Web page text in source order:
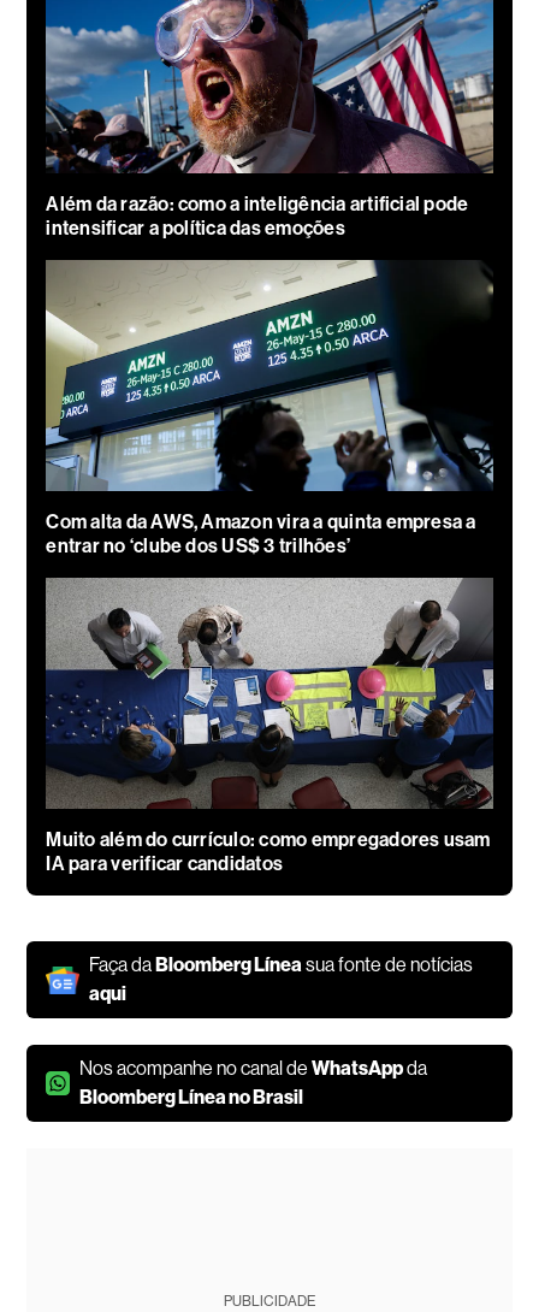
Além da razão: como a inteligência artificial pode
intensificar a política das emoções
Com alta da AWS, Amazon vira a quinta empresa a
entrar no ‘clube dos US$ 3 trilhões’
Muito além do currículo: como empregadores usam
IA para verificar candidatos
Faça da Bloomberg Líneasua fonte de notícias
aqui
Nos acompanhe no canal deWhatsAppda
Bloomberg Línea no Brasil
PUBLICIDADE